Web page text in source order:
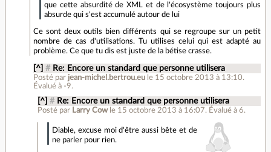
que cette absurdité de XML et de l'écosystème toujours plus
absurde qui s'est accumulé autour de lui
Ce sont deux outils bien différents qui se regroupe sur un petit
nombre de cas d'utilisations. Tu utilises celui qui est adapté au
problème. Ce que tu dis est juste de la bétise crasse.
[^] # Re: Encore un standard que personne utilisera
Posté par jean-michel.bertrou.eu le 15 octobre 2013 à 13:10.
Évalué à -9.
[^] # Re: Encore un standard que personne utilisera
Posté par Larry Cow le 15 octobre 2013 à 16:07. Évalué à 6.
Diable, excuse moi d'être aussi bête et de
ne parler pour rien.